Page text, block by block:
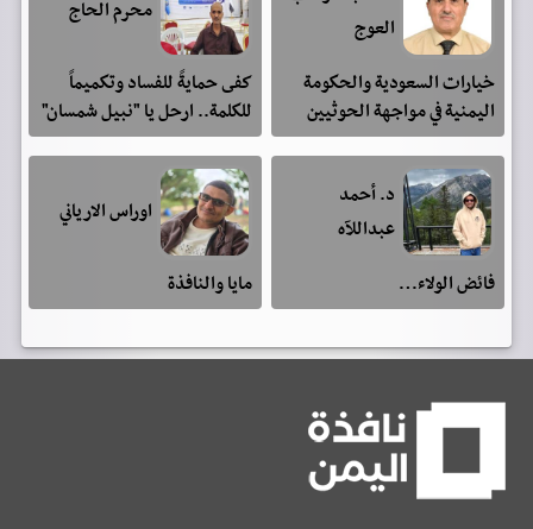
العوج
خيارات السعودية والحكومة
اليمنية في مواجهة الحوثيين
محرم الحاج
كفى حمايةً للفساد وتكميماً
للكلمة.. ارحل يا "نبيل شمسان"
د. أحمد
عبداللآه
فائض الولاء…
اوراس الارياني
مايا والنافذة